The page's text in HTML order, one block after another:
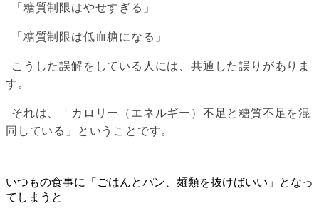
「糖質制限はやせすぎる」
「糖質制限は低血糖になる」
こうした誤解をしている人には、共通した誤りがありま
す。
それは、「カロリー（エネルギー）不足と糖質不足を混
同している」ということです。
いつもの食事に「ごはんとパン、麺類を抜けばいい」となっ
てしまうと